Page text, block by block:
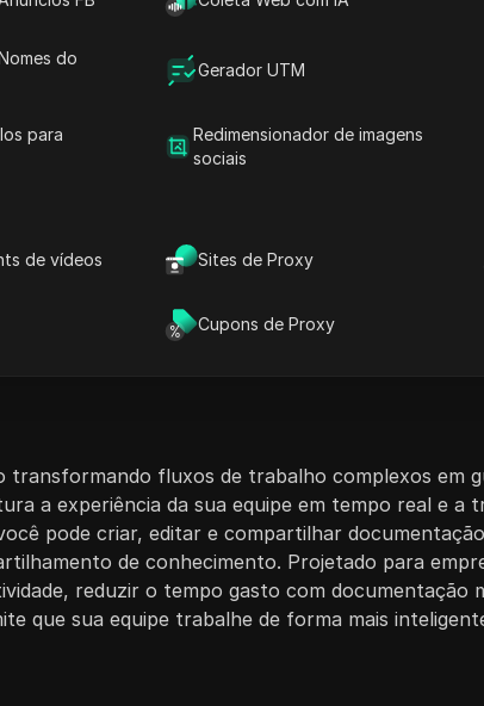
do
Gerador UTM
para
Redimensionador de imagens
sociais
de vídeos Sites de Proxy
Cupons de Proxy
Scribe AI
transformando fluxos de trabalho complexos em
a experiência da sua equipe em tempo real e a
pode criar, editar e compartilhar documentação
de conhecimento. Projetado para
reduzir o tempo gasto com documentação
que sua equipe trabalhe de forma mais